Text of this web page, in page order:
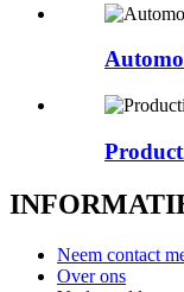
Neem contact
Over ons